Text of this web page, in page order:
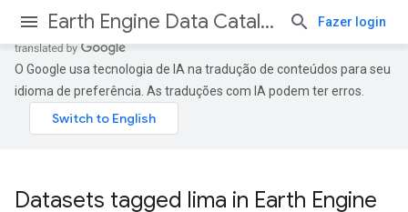
Earth Engine Data Catalog Fazer login
O Google usa tecnologia de IA na tradução de conteúdos para seu
idioma de preferência. As traduções com IA podem ter erros.
Datasets tagged lima in Earth Engine